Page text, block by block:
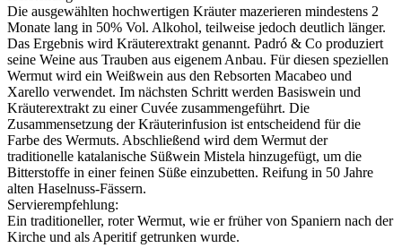
Die ausgewählten hochwertigen Kräuter mazerieren mindestens 2
Monate lang in 50% Vol. Alkohol, teilweise jedoch deutlich länger.
Das Ergebnis wird Kräuterextrakt genannt. Padró & Co produziert
seine Weine aus Trauben aus eigenem Anbau. Für diesen speziellen
Wermut wird ein Weißwein aus den Rebsorten Macabeo und
Xarello verwendet. Im nächsten Schritt werden Basiswein und
Kräuterextrakt zu einer Cuvée zusammengeführt. Die
Zusammensetzung der Kräuterinfusion ist entscheidend für die
Farbe des Wermuts. Abschließend wird dem Wermut der
traditionelle katalanische Süßwein Mistela hinzugefügt, um die
Bitterstoffe in einer feinen Süße einzubetten. Reifung in 50 Jahre
alten Haselnuss-Fässern.
Servierempfehlung:
Ein traditioneller, roter Wermut, wie er früher von Spaniern nach der
Kirche und als Aperitif getrunken wurde.